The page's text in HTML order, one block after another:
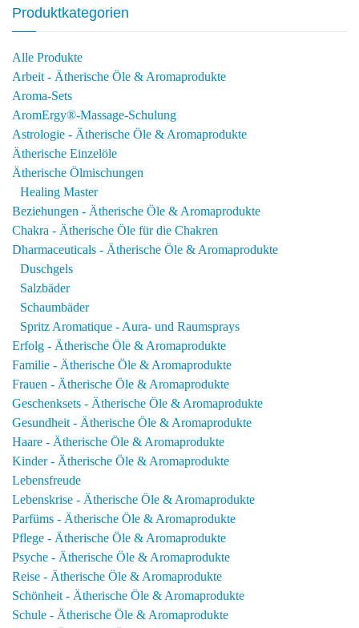
Produktkategorien
Alle Produkte
Arbeit - Ätherische Öle & Aromaprodukte
Aroma-Sets
AromErgy®-Massage-Schulung
Astrologie - Ätherische Öle & Aromaprodukte
Ätherische Einzelöle
Ätherische Ölmischungen
Healing Master
Beziehungen - Ätherische Öle & Aromaprodukte
Chakra - Ätherische Öle für die Chakren
Dharmaceuticals - Ätherische Öle & Aromaprodukte
Duschgels
Salzbäder
Schaumbäder
Spritz Aromatique - Aura- und Raumsprays
Erfolg - Ätherische Öle & Aromaprodukte
Familie - Ätherische Öle & Aromaprodukte
Frauen - Ätherische Öle & Aromaprodukte
Geschenksets - Ätherische Öle & Aromaprodukte
Gesundheit - Ätherische Öle & Aromaprodukte
Haare - Ätherische Öle & Aromaprodukte
Kinder - Ätherische Öle & Aromaprodukte
Lebensfreude
Lebenskrise - Ätherische Öle & Aromaprodukte
Parfüms - Ätherische Öle & Aromaprodukte
Pflege - Ätherische Öle & Aromaprodukte
Psyche - Ätherische Öle & Aromaprodukte
Reise - Ätherische Öle & Aromaprodukte
Schönheit - Ätherische Öle & Aromaprodukte
Schule - Ätherische Öle & Aromaprodukte